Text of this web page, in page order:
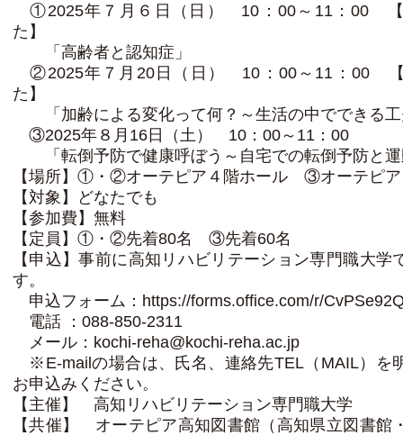
①2025年７月６日（日） 10：00～11：00 【
た】
「高齢者と認知症」
②2025年７月20日（日） 10：00～11：00 【
た】
「加齢による変化って何？～生活の中でできる工
③2025年８月16日（土） 10：00～11：00
「転倒予防で健康呼ぼう～自宅での転倒予防と運
【場所】①・②オーテピア４階ホール ③オーテピア
【対象】どなたでも
【参加費】無料
【定員】①・②先着80名 ③先着60名
【申込】事前に高知リハビリテーション専門職大学
す。
申込フォーム：https://forms.office.com/r/
電話 ：088-850-2311
メール：kochi-reha@kochi-reha.ac.jp
※E-mailの場合は、氏名、連絡先TEL（MAIL）を
お申込みください。
【主催】 高知リハビリテーション専門職大学
【共催】 オーテピア高知図書館（高知県立図書館